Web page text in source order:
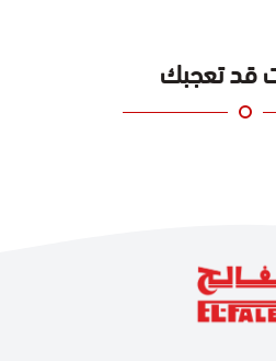
قد تعجبك